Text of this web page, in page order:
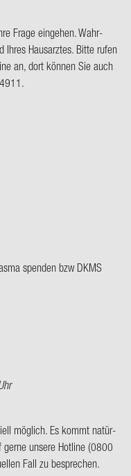
Frage ein­ge­hen. Wahr­
Ihres Haus­arz­tes. Bitte rufen
an, dort kön­nen Sie auch
spen­den bzw DKMS
mög­lich. Es kommt na­tür­
gerne un­se­re Hot­line (0800
Fall zu be­spre­chen.